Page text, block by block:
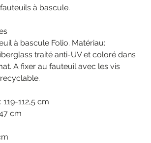
à bascule.
à bascule Folio. Matériau:
traité anti-UV et coloré dans
A fixer au fauteuil avec les vis
112,5 cm
cm